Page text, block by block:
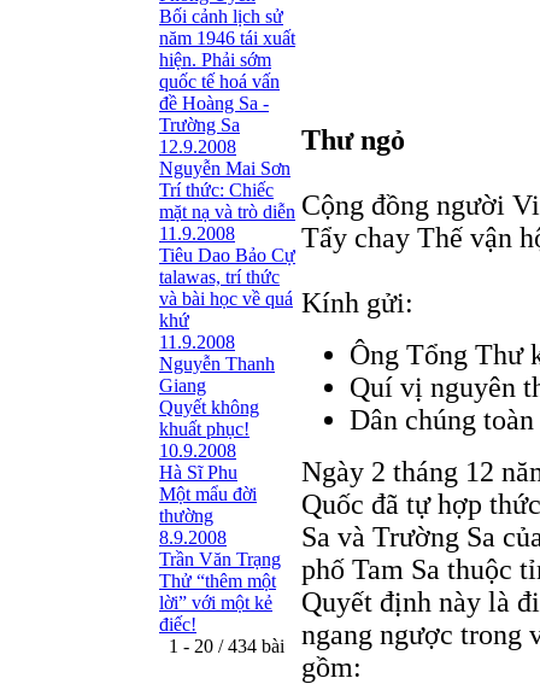
Bối cảnh lịch sử
năm 1946 tái xuất
hiện. Phải sớm
quốc tế hoá vấn
đề Hoàng Sa -
Trường Sa
12.9.2008
Nguyễn Mai Sơn
Trí thức: Chiếc
mặt nạ và trò diễn
11.9.2008
Tiêu Dao Bảo Cự
talawas, trí thức
và bài học về quá
khứ
11.9.2008
Nguyễn Thanh
Giang
Quyết không
khuất phục!
10.9.2008
Hà Sĩ Phu
Một mẩu đời
thường
8.9.2008
Trần Văn Trạng
Thử “thêm một
lời” với một kẻ
điếc!
1 - 20 / 434 bài
Thư ngỏ
Cộng đồng người
Tẩy chay Thế vận
Kính gửi:
Ông Tổng Thư
Quí vị nguyên
Dân chúng
Ngày 2 tháng 12
Quốc đã tự hợp
Sa và Trường Sa
phố Tam Sa thuộc
Quyết định này là
ngang ngược trong
gồm: